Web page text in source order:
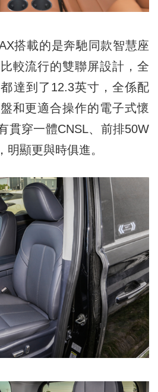
載的是奔馳同款智慧座
較流行的雙聯屏設計，全
達到了12.3英寸，全係配
和更適合操作的電子式懷
貫穿一體CNSL、前排50W
顯更與時俱進。